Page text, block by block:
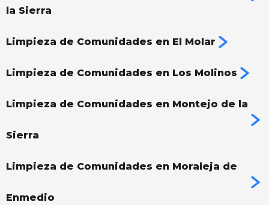
la Sierra
Limpieza de Comunidades en El Molar
Limpieza de Comunidades en Los Molinos
Limpieza de Comunidades en Montejo de la
Sierra
Limpieza de Comunidades en Moraleja de
Enmedio